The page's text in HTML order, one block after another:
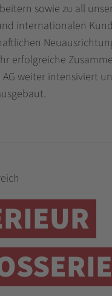
sowie zu all
internationalen
erfolgreiche
AG weiter intensiviert